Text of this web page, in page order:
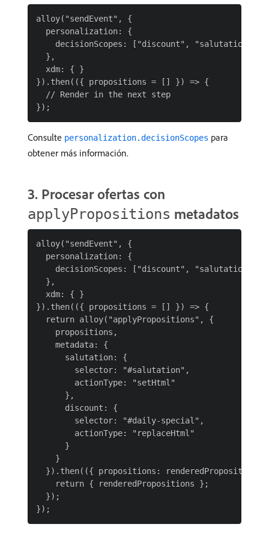
alloy("sendEvent", {
  personalization: {
    decisionScopes: ["discount", "salutation"]
  },
  xdm: { }
}).then(({ propositions = [] }) => {
  // Render in the next step
Consulte personalization.decisionScopes para
obtener más información.
​3. Procesar ofertas con
applyPropositions metadatos
alloy("sendEvent", {
  personalization: {
    decisionScopes: ["discount", "salutation"]
  },
  xdm: { }
}).then(({ propositions = [] }) => {
  return alloy("applyPropositions", {
    propositions,
    metadata: {
      salutation: {
        selector: "#salutation",
        actionType: "setHtml"
      },
      discount: {
        selector: "#daily-special",
        actionType: "replaceHtml"
      }
    }
}).then(({ propositions: renderedPropositions
    return { renderedPropositions };
  });